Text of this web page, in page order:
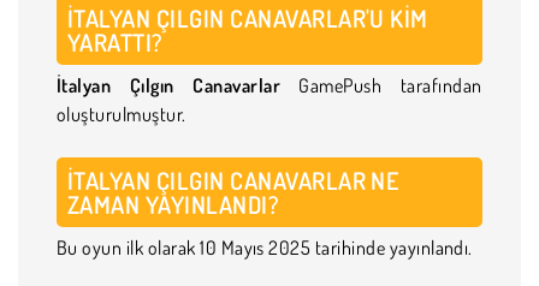
İTALYAN ÇILGIN CANAVARLAR'U KIM
YARATTI?
İtalyan Çılgın Canavarlar GamePush tarafından
oluşturulmuştur.
İTALYAN ÇILGIN CANAVARLAR NE
ZAMAN YAYINLANDI?
Bu oyun ilk olarak 10 Mayıs 2025 tarihinde yayınlandı.